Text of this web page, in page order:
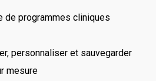
de programmes cliniques
personnaliser et sauvegarder
mesure